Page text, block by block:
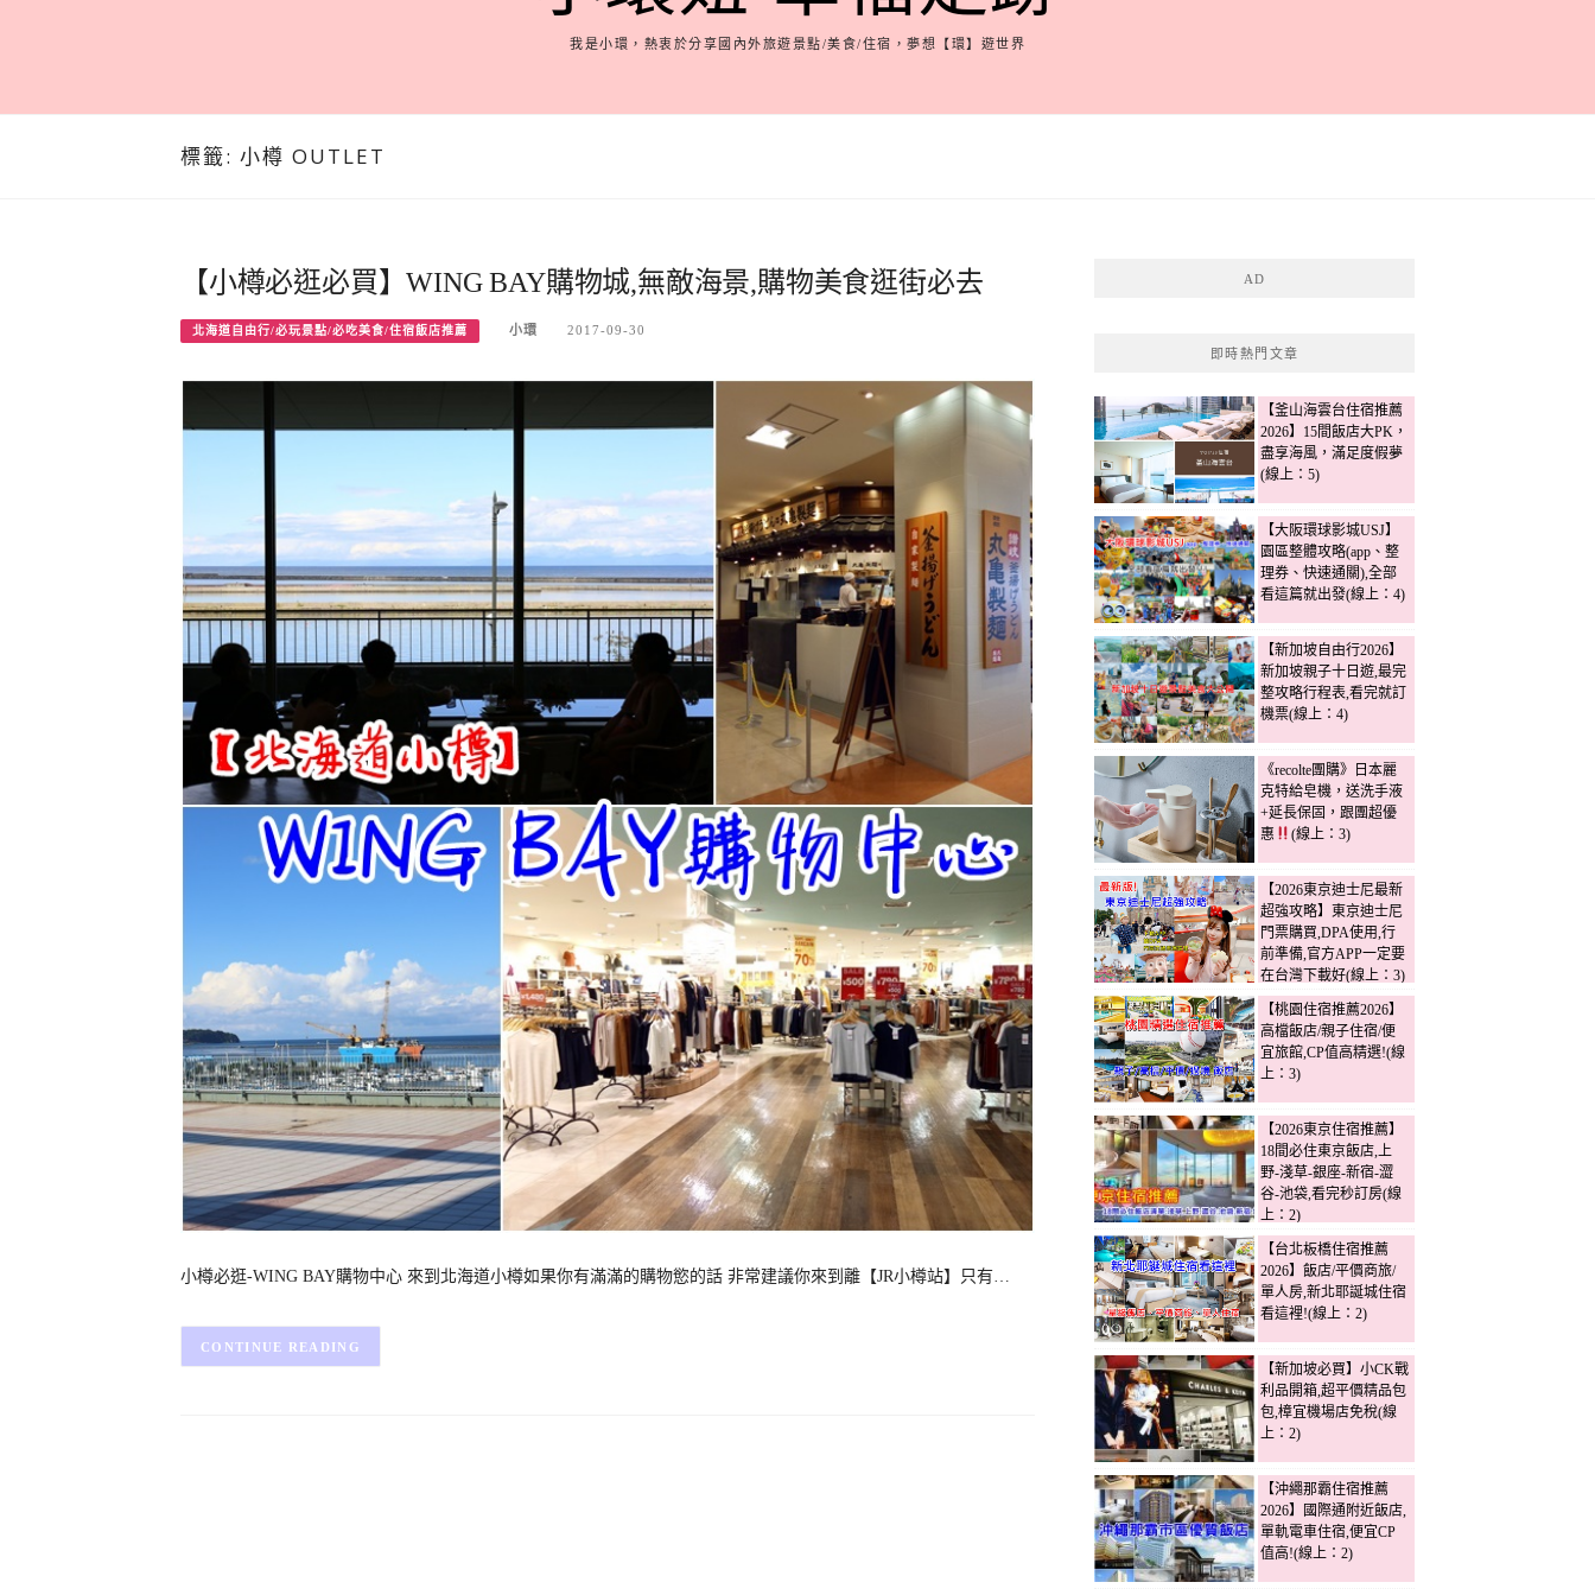
我是小環，熱衷於分享國內外旅遊景點/美食/住宿，夢想【環】遊世界
標籤: 小樽 OUTLET
【小樽必逛必買】WING BAY購物城,無敵海景,購物美食逛街必去
北海道自由行/必玩景點/必吃美食/住宿飯店推薦 小環 2017-09-30
小樽必逛-WING BAY購物中心 來到北海道小樽如果你有滿滿的購物慾的話 非常建議你來到離【JR小樽站】只有…
CONTINUE READING
AD
即時熱門文章
【釜山海雲台住宿推薦
2026】15間飯店大PK，
盡享海風，滿足度假夢
(線上：5)
【大阪環球影城USJ】
園區整體攻略(app、整
理券、快速通關),全部
看這篇就出發(線上：4)
【新加坡自由行2026】
新加坡親子十日遊,最完
整攻略行程表,看完就訂
機票(線上：4)
《recolte團購》日本麗
克特給皂機，送洗手液
+延長保固，跟團超優
惠
(線上：3)
【2026東京迪士尼最新
超強攻略】東京迪士尼
門票購買,DPA使用,行
前準備,官方APP一定要
在台灣下載好(線上：3)
【桃園住宿推薦2026】
高檔飯店/親子住宿/便
宜旅館,CP值高精選!(線
上：3)
【2026東京住宿推薦】
18間必住東京飯店,上
野-淺草-銀座-新宿-澀
谷-池袋,看完秒訂房(線
上：2)
【台北板橋住宿推薦
2026】飯店/平價商旅/
單人房,新北耶誕城住宿
看這裡!(線上：2)
【新加坡必買】小CK戰
利品開箱,超平價精品包
包,樟宜機場店免稅(線
上：2)
【沖繩那霸住宿推薦
2026】國際通附近飯店,
單軌電車住宿,便宜CP
值高!(線上：2)